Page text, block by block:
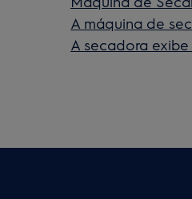
A máquina de
A secadora